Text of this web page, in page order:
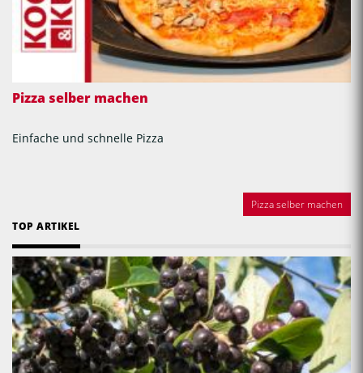
Pizza selber machen
Einfache und schnelle Pizza
Pizza selber machen
TOP ARTIKEL